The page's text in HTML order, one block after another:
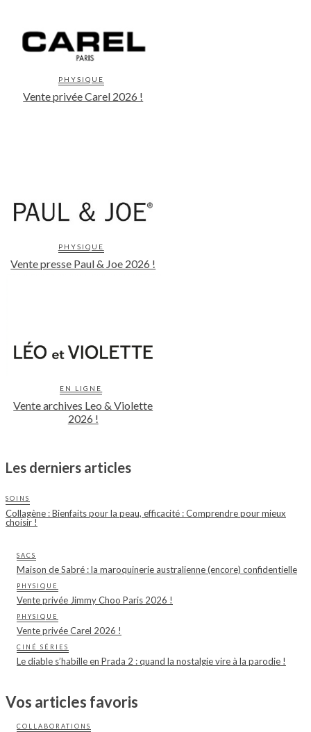
PHYSIQUE
Vente privée Carel 2026 !
PHYSIQUE
Vente presse Paul & Joe 2026 !
EN LIGNE
Vente archives Leo & Violette
2026 !
Les derniers articles
SOINS
Collagène : Bienfaits pour la peau, efficacité : Comprendre pour mieux
choisir !
SACS
Maison de Sabré : la maroquinerie australienne (encore) confidentielle
PHYSIQUE
Vente privée Jimmy Choo Paris 2026 !
PHYSIQUE
Vente privée Carel 2026 !
CINÉ SÉRIES
Le diable s’habille en Prada 2 : quand la nostalgie vire à la parodie !
Vos articles favoris
COLLABORATIONS